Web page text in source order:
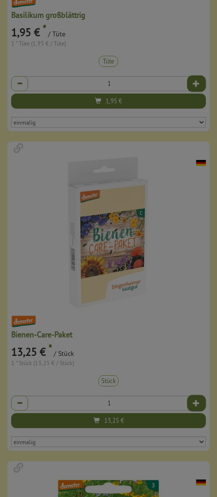
Basilikum großblättrig
1,95 € * / Tüte
1 * Tüte (1,95 € / Tüte)
Tüte
Anzahl
1,95 €
Bienen-Care-Paket
13,25 € * / Stück
1 * Stück (13,25 € / Stück)
Stück
Anzahl
13,25 €